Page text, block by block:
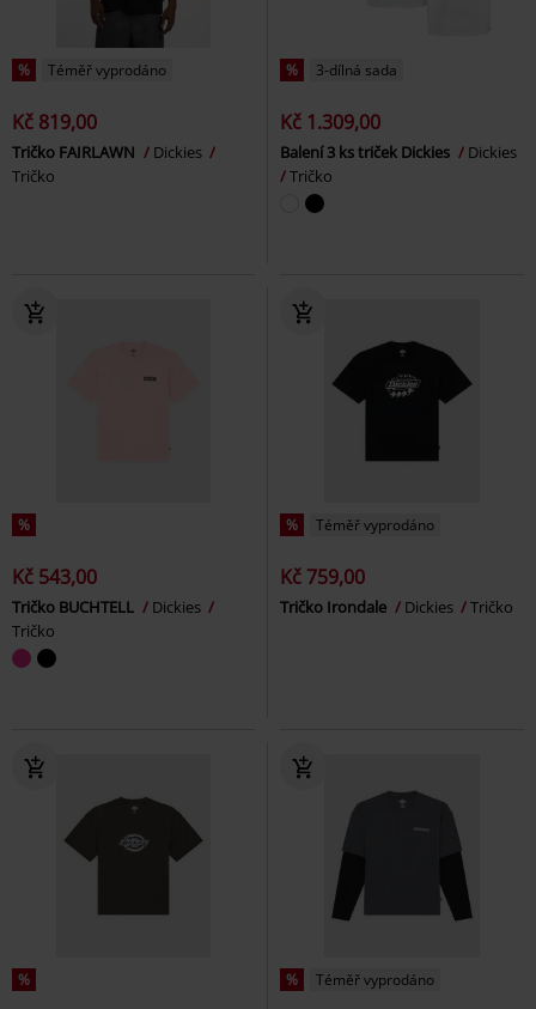
% Téměř vyprodáno
Kč 819,00
Tričko FAIRLAWN
Dickies
Tričko
% 3-dílná sada
Kč 1.309,00
Balení 3 ks triček Dickies
Dickies
Tričko
%
Kč 543,00
Tričko BUCHTELL
Dickies
Tričko
% Téměř vyprodáno
Kč 759,00
Tričko Irondale Dickies Tričko
% % Téměř vyprodáno